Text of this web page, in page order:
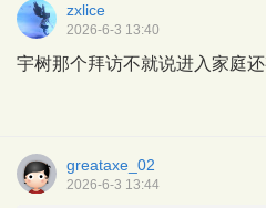
zxlice
2026-6-3 13:40
宇树那个拜访不就说进入家庭
greataxe_02
2026-6-3 13:44